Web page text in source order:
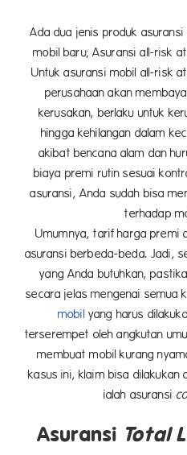
Ada dua jenis produk
mobil baru; Asuransi all-risk
Untuk asuransi mobil all-risk
perusahaan akan
kerusakan, berlaku untuk
hingga kehilangan dalam
akibat bencana alam dan
biaya premi rutin sesuai
asuransi, Anda sudah bisa
terhadap
Umumnya, tarif harga premi
asuransi berbeda-beda. Jadi,
yang Anda butuhkan,
secara jelas mengenai semua
mobil yang harus
terserempet oleh angkutan
membuat mobil kurang
kasus ini, klaim bisa dilakukan
ialah asuransi
Asuransi Total